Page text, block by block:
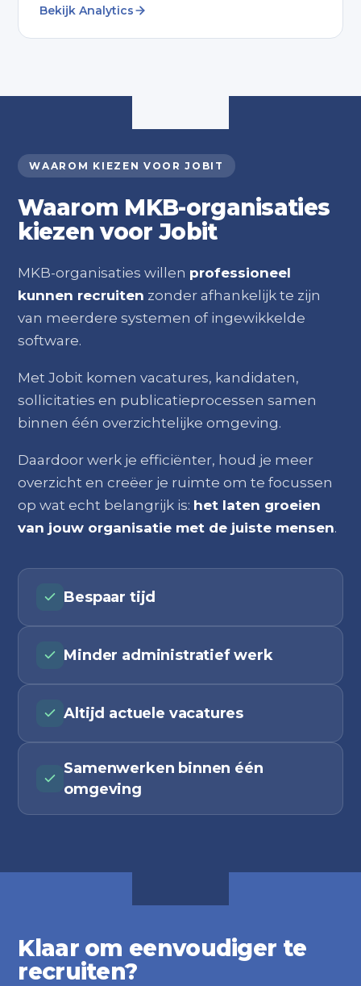
Bekijk Analytics
WAAROM KIEZEN VOOR JOBIT
Waarom MKB-organisaties
kiezen voor Jobit
MKB-organisaties willen professioneel
kunnen recruiten zonder afhankelijk te zijn
van meerdere systemen of ingewikkelde
software.
Met Jobit komen vacatures, kandidaten,
sollicitaties en publicatieprocessen samen
binnen één overzichtelijke omgeving.
Daardoor werk je efficiënter, houd je meer
overzicht en creëer je ruimte om te focussen
op wat echt belangrijk is: het laten groeien
van jouw organisatie met de juiste mensen.
Bespaar tijd
Minder administratief werk
Altijd actuele vacatures
Samenwerken binnen één
omgeving
Klaar om eenvoudiger te
recruiten?